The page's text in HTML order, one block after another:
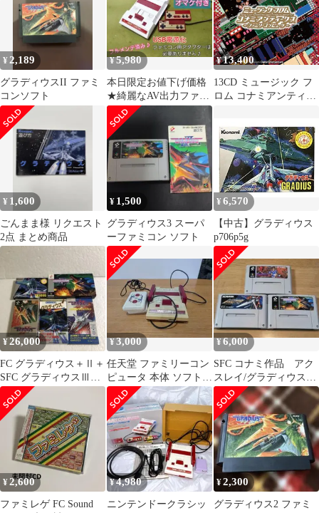
¥2,189
グラディウスII ファミ
コンソフト
¥5,980
本日限定お値下げ価格
★綺麗なAV出力ファミ
コン本体♪オマケ付！24
時間以内発送
¥13,400
13CD ミュージック フ
ロム コナミアンティー
ージック
4988602176322
B0CFQCV2R9
¥ 1,600
ごんまま様 リクエスト
2点 まとめ商品
¥ 1,500
グラディウス3 スーパ
ーファミコン ソフト
¥6,570
【中古】グラディウス
p706p5g
¥26,000
FC グラディウス＋Ⅱ＋
SFC グラディウスⅢ＋
攻略本2冊 箱説付き
ジャンク
¥3,000
任天堂 ファミリーコン
ピュータ 本体 ソフトセ
ット（ジャンク品）
¥6,000
SFC コナミ作品 アク
スレイ/グラディウス3/
悪魔城ドラキュラ
¥2,600
ファミレゲ FC Sound
¥4,980
ニンテンドークラシッ
¥2,300
グラディウス2 ファミ